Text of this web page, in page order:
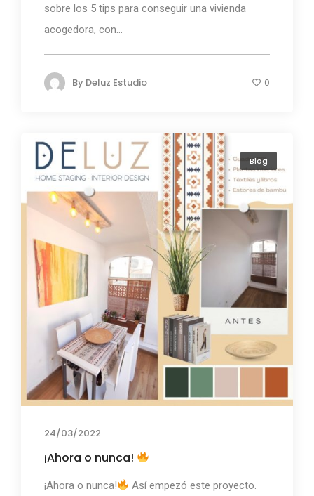
sobre los 5 tips para conseguir una vivienda
acogedora, con...
By Deluz Estudio 0
Blog
24/03/2022
¡Ahora o nunca!
¡Ahora o nunca! Así empezó este proyecto.